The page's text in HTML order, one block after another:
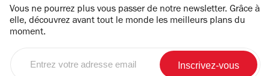
Vous ne pourrez plus vous passer de notre newsletter. Grâce à
elle, découvrez avant tout le monde les meilleurs plans du
moment.